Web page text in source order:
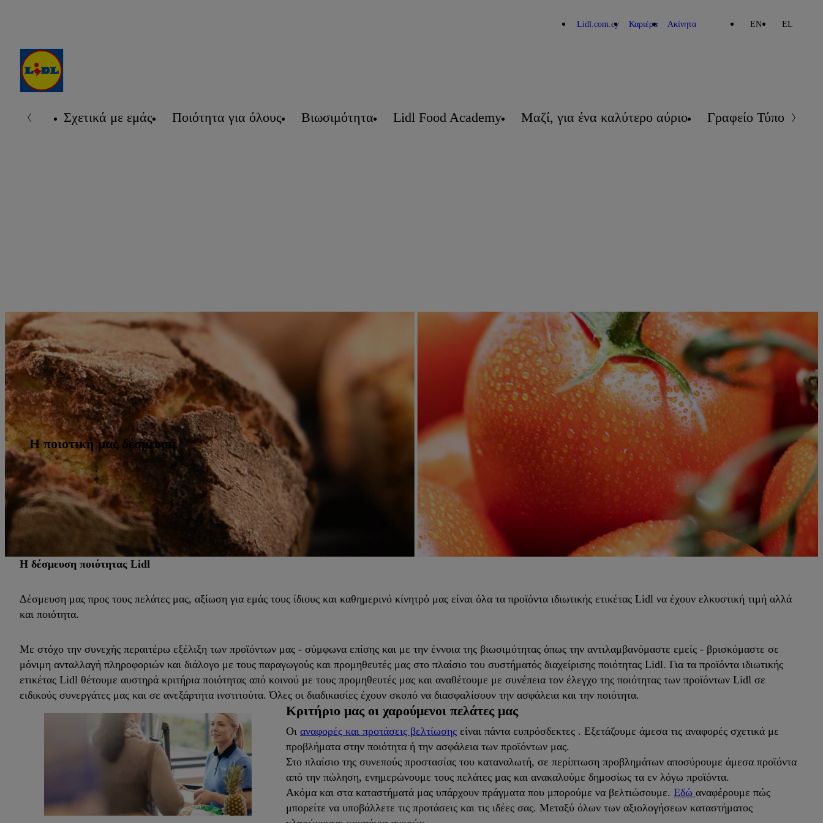
Lidl.com.cy Καριέρα Ακίνητα EN EL
Σχετικά με εμάς Ποιότητα για όλους Βιωσιμότητα Lidl Food Academy Μαζί, για ένα καλύτερο αύριο Γραφείο Τύπου
Η ποιοτική μας δέσμευση
Η δέσμευση ποιότητας Lidl
Δέσμευση μας προς τους πελάτες μας, αξίωση για εμάς τους ίδιους και καθημερινό κίνητρό μας είναι όλα τα προϊόντα ιδιωτικής ετικέτας Lidl να έχουν ελκυστική τιμή αλλά
και ποιότητα.
Με στόχο την συνεχής περαιτέρω εξέλιξη των προϊόντων μας - σύμφωνα επίσης και με την έννοια της βιωσιμότητας όπως την αντιλαμβανόμαστε εμείς - βρισκόμαστε σε
μόνιμη ανταλλαγή πληροφοριών και διάλογο με τους παραγωγούς και προμηθευτές μας στο πλαίσιο του συστήματός διαχείρισης ποιότητας Lidl. Για τα προϊόντα ιδιωτικής
ετικέτας Lidl θέτουμε αυστηρά κριτήρια ποιότητας από κοινού με τους προμηθευτές μας και αναθέτουμε με συνέπεια τον έλεγχο της ποιότητας των προϊόντων Lidl σε
ειδικούς συνεργάτες μας και σε ανεξάρτητα ινστιτούτα. Όλες οι διαδικασίες έχουν σκοπό να διασφαλίσουν την ασφάλεια και την ποιότητα.
Κριτήριο μας οι χαρούμενοι πελάτες μας
Οι αναφορές και προτάσεις βελτίωσηςείναι πάντα ευπρόσδεκτες . Εξετάζουμε άμεσα τις αναφορές σχετικά με
προβλήματα στην ποιότητα ή την ασφάλεια των προϊόντων μας.
Στο πλαίσιο της συνεπούς προστασίας του καταναλωτή, σε περίπτωση προβλημάτων αποσύρουμε άμεσα προϊόντα
από την πώληση, ενημερώνουμε τους πελάτες μας και ανακαλούμε δημοσίως τα εν λόγω προϊόντα.
Ακόμα και στα καταστήματά μας υπάρχουν πράγματα που μπορούμε να βελτιώσουμε. Εδώ αναφέρουμε πώς
μπορείτε να υποβάλλετε τις προτάσεις και τις ιδέες σας. Μεταξύ όλων των αξιολογήσεων καταστήματος